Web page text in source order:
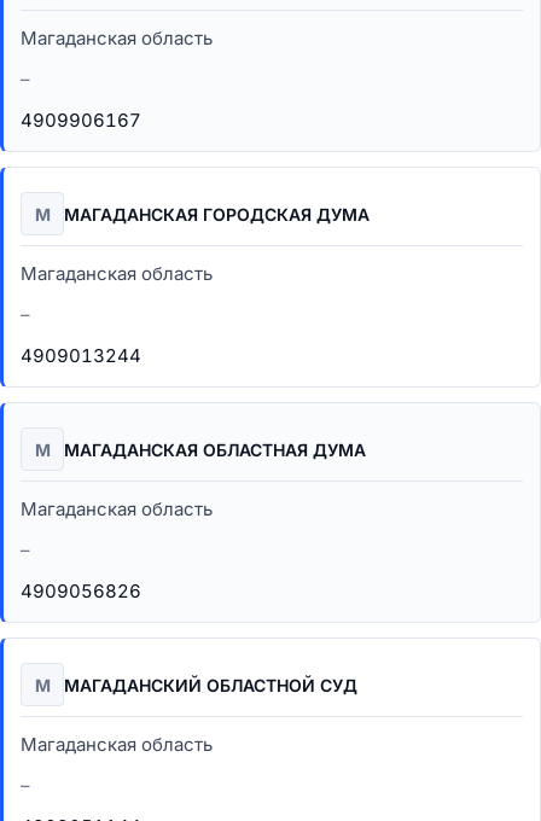
Магаданская область
–
4909906167
М МАГАДАНСКАЯ ГОРОДСКАЯ ДУМА
Магаданская область
–
4909013244
М МАГАДАНСКАЯ ОБЛАСТНАЯ ДУМА
Магаданская область
–
4909056826
М МАГАДАНСКИЙ ОБЛАСТНОЙ СУД
Магаданская область
–